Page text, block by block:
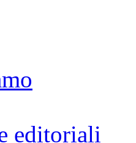
editoriali